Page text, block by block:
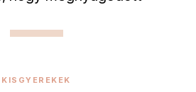
KISGYEREKEK